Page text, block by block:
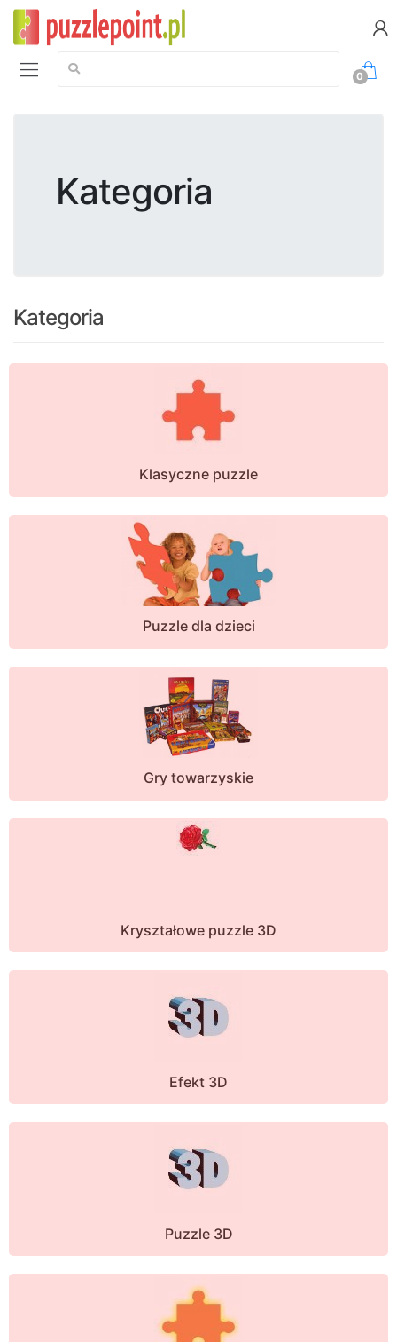
Szukaj:
0
Kategoria
Kategoria
Klasyczne puzzle
Puzzle dla dzieci
Gry towarzyskie
Kryształowe puzzle 3D
Efekt 3D
Puzzle 3D